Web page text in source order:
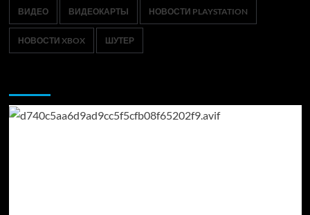
ВИДЕО ВИДЕОКАРТЫ НОВОСТИ PLAYSTATION
НОВОСТИ XBOX ШУТЕР